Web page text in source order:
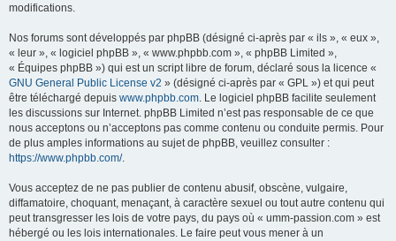
modifications.
Nos forums sont développés par phpBB (désigné ci-après par « ils », « eux »,
« leur », « logiciel phpBB », « www.phpbb.com », « phpBB Limited »,
« Équipes phpBB ») qui est un script libre de forum, déclaré sous la licence «
GNU General Public License v2 » (désigné ci-après par « GPL ») et qui peut
être téléchargé depuis www.phpbb.com. Le logiciel phpBB facilite seulement
les discussions sur Internet. phpBB Limited n’est pas responsable de ce que
nous acceptons ou n’acceptons pas comme contenu ou conduite permis. Pour
de plus amples informations au sujet de phpBB, veuillez consulter :
https://www.phpbb.com/.
Vous acceptez de ne pas publier de contenu abusif, obscène, vulgaire,
diffamatoire, choquant, menaçant, à caractère sexuel ou tout autre contenu qui
peut transgresser les lois de votre pays, du pays où « umm-passion.com » est
hébergé ou les lois internationales. Le faire peut vous mener à un